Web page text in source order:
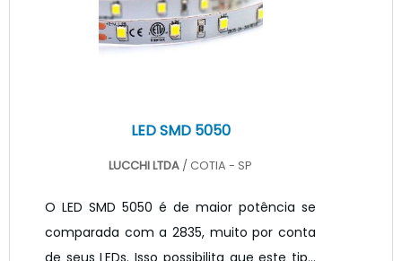
LED SMD 5050
LUCCHI LTDA / COTIA - SP
O LED SMD 5050 é de maior potência se
comparada com a 2835, muito por conta